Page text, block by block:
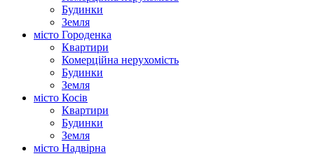
Будинки
Земля
місто Городенка
Квартири
Комерційна нерухомість
Будинки
Земля
місто Косів
Квартири
Будинки
Земля
місто Надвірна